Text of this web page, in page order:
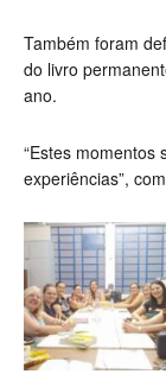
Também foram
do livro
ano.
“Estes momentos
experiências”,